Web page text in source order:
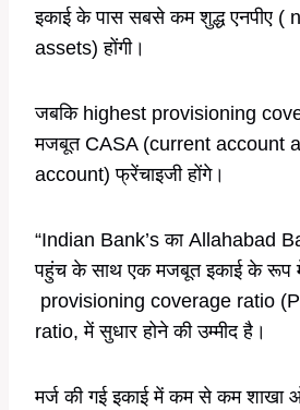
इकाई के पास सबसे कम शुद्ध एनपीए (
assets) होंगी।
जबकि highest provisioning
मजबूत CASA (current account
account) फ्रेंचाइजी होंगे।
“Indian Bank’s का Allahabad
पहुंच के साथ एक मजबूत इकाई के रूप
provisioning coverage ratio
ratio, में सुधार होने की उम्मीद है।
मर्ज की गई इकाई में कम से कम शाखा